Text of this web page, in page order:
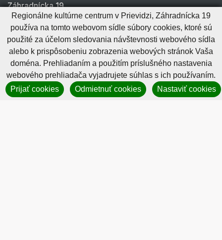
Záhradnícka 19
971 01 Prievidza
IČO: 34059113
DIČ: 2021447285
tel.: +421 (0) 46 512 18 11
e-mail: info@rkcpd.sk
základná pracovná doba:
pondelok - piatok 7.00 - 15.00 h
Regionálne kultúrne centrum v Prievidzi, Záhradnícka 19
používa na tomto webovom sídle súbory cookies, ktoré sú
použité za účelom sledovania návštevnosti webového sídla
alebo k prispôsobeniu zobrazenia webových stránok Vaša
doména. Prehliadaním a použitím príslušného nastavenia
webového prehliadača vyjadrujete súhlas s ich používaním.
Prijať cookies
Odmietnuť cookies Nastaviť cookies